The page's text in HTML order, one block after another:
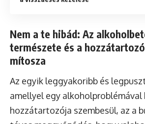
Nem a te hibád: Az
természete és a
mítosza
Az egyik leggyakoribb és
amellyel egy alkoholproblémával
hozzátartozója szembesül, az a